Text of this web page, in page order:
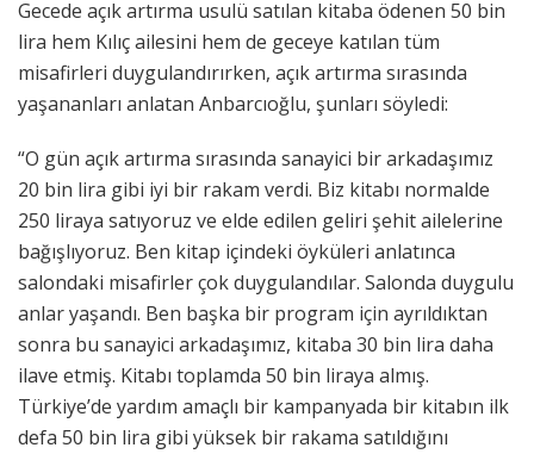
Gecede açık artırma usulü satılan kitaba ödenen 50 bin
lira hem Kılıç ailesini hem de geceye katılan tüm
misafirleri duygulandırırken, açık artırma sırasında
yaşananları anlatan Anbarcıoğlu, şunları söyledi:
“O gün açık artırma sırasında sanayici bir arkadaşımız
20 bin lira gibi iyi bir rakam verdi. Biz kitabı normalde
250 liraya satıyoruz ve elde edilen geliri şehit ailelerine
bağışlıyoruz. Ben kitap içindeki öyküleri anlatınca
salondaki misafirler çok duygulandılar. Salonda duygulu
anlar yaşandı. Ben başka bir program için ayrıldıktan
sonra bu sanayici arkadaşımız, kitaba 30 bin lira daha
ilave etmiş. Kitabı toplamda 50 bin liraya almış.
Türkiye’de yardım amaçlı bir kampanyada bir kitabın ilk
defa 50 bin lira gibi yüksek bir rakama satıldığını